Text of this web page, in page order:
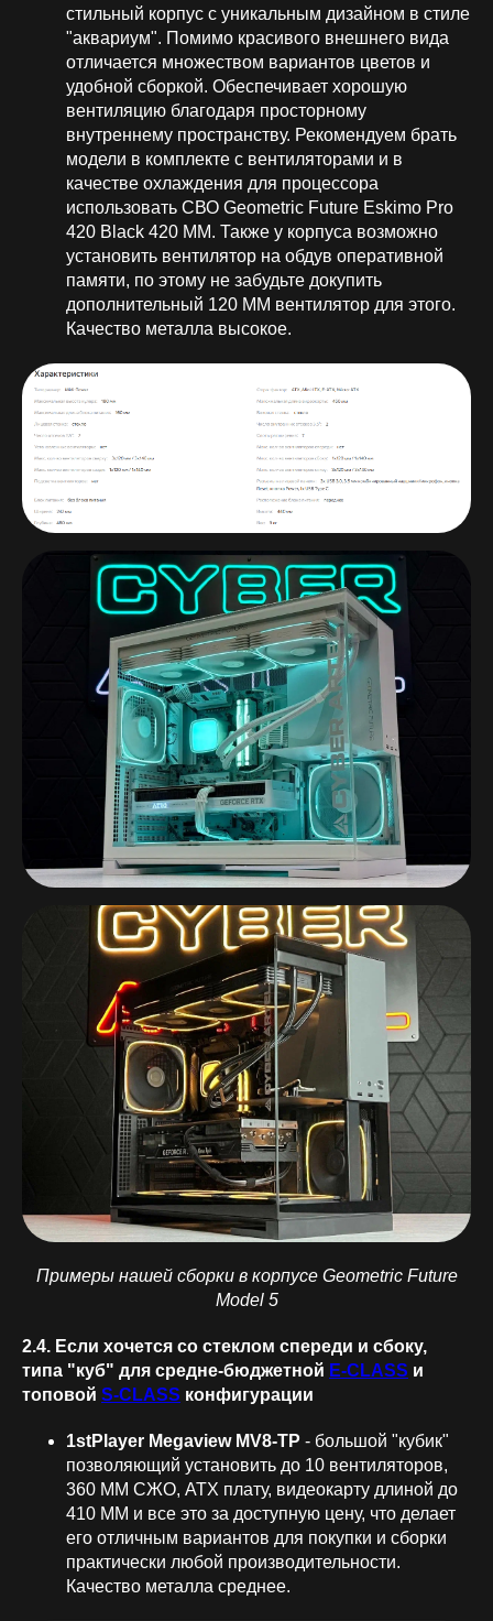
стильный корпус с уникальным дизайном в стиле
"аквариум". Помимо красивого внешнего вида
отличается множеством вариантов цветов и
удобной сборкой. Обеспечивает хорошую
вентиляцию благодаря просторному
внутреннему пространству. Рекомендуем брать
модели в комплекте с вентиляторами и в
качестве охлаждения для процессора
использовать СВО Geometric Future Eskimo Pro
420 Black 420 MM. Также у корпуса возможно
установить вентилятор на обдув оперативной
памяти, по этому не забудьте докупить
дополнительный 120 ММ вентилятор для этого.
Качество металла высокое.
Примеры нашей сборки в корпусе Geometric Future
Model 5
2.4. Если хочется со стеклом спереди и сбоку,
типа "куб" для средне-бюджетной E-CLASS и
топовой S-CLASS конфигурации
1stPlayer Megaview MV8-TP - большой "кубик"
позволяющий установить до 10 вентиляторов,
360 ММ СЖО, ATX плату, видеокарту длиной до
410 ММ и все это за доступную цену, что делает
его отличным вариантов для покупки и сборки
практически любой производительности.
Качество металла среднее.